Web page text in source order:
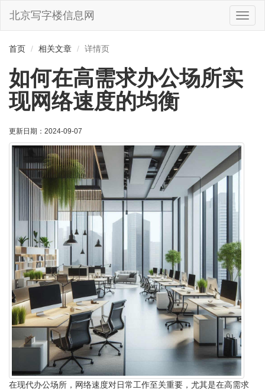
切
换
北京写字楼信息网
首页 相关文章 详情页
如何在高需求办公场所实
现网络速度的均衡
更新日期：2024-09-07
在现代办公场所，网络速度对日常工作至关重要，尤其是在高需求